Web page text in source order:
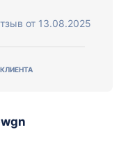
от 13.08.2025